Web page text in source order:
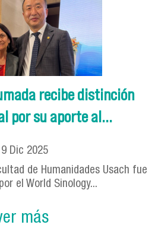
recibe distinción
por su aporte al...
Dic 2025
de Humanidades Usach fue
el World Sinology...
más